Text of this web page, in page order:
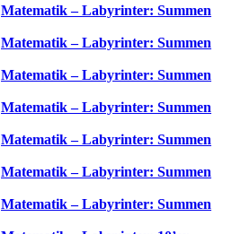
Matematik – Labyrinter: Summen
Matematik – Labyrinter: Summen
Matematik – Labyrinter: Summen
Matematik – Labyrinter: Summen
Matematik – Labyrinter: Summen
Matematik – Labyrinter: Summen
Matematik – Labyrinter: Summen